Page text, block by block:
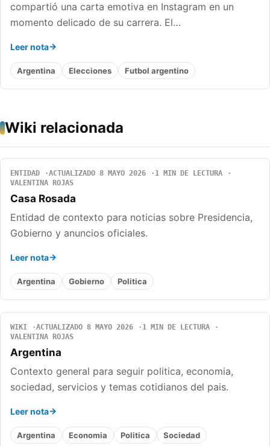
compartió una carta emotiva en Instagram en un
momento delicado de su carrera. El…
Leer nota
Argentina Elecciones Futbol argentino
Wiki relacionada
ENTIDAD ACTUALIZADO 8 MAYO 2026
1 MIN DE LECTURA
VALENTINA ROJAS
Casa Rosada
Entidad de contexto para noticias sobre Presidencia,
Gobierno y anuncios oficiales.
Leer nota
Argentina Gobierno Politica
WIKI ACTUALIZADO 8 MAYO 2026
1 MIN DE LECTURA
VALENTINA ROJAS
Argentina
Contexto general para seguir politica, economia,
sociedad, servicios y temas cotidianos del pais.
Leer nota
Argentina Economia Politica Sociedad